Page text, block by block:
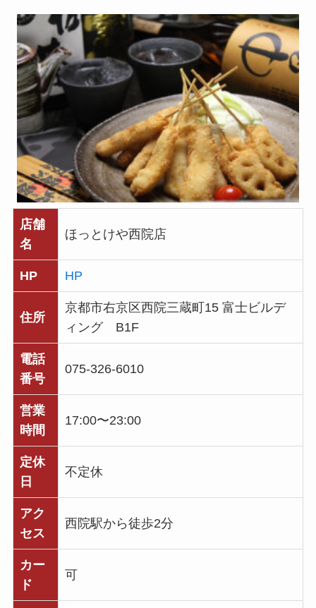
店舗
名
ほっとけや西院店
HP HP
住所
京都市右京区西院三蔵町15 富士ビルデ
ィング B1F
電話
番号
075-326-6010
営業
時間
17:00〜23:00
定休
日
不定休
アク
セス
西院駅から徒歩2分
カー
ド
可